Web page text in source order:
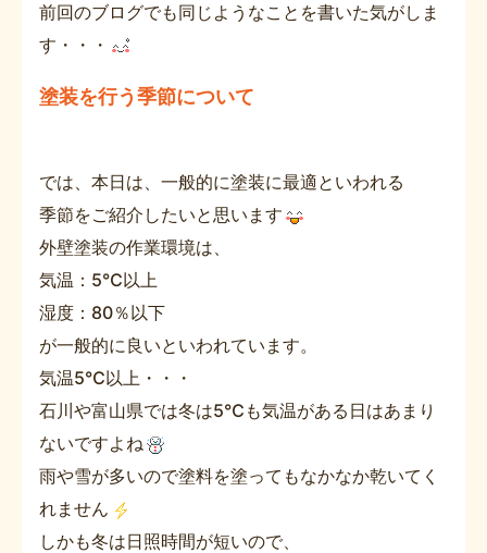
前回のブログでも同じようなことを書いた気がしま
す・・・
塗装を行う季節について
では、本日は、一般的に塗装に最適といわれる
季節をご紹介したいと思います
外壁塗装の作業環境は、
気温：5℃以上
湿度：80％以下
が一般的に良いといわれています。
気温5℃以上・・・
石川や富山県では冬は5℃も気温がある日はあまり
ないですよね
雨や雪が多いので塗料を塗ってもなかなか乾いてく
れません
しかも冬は日照時間が短いので、